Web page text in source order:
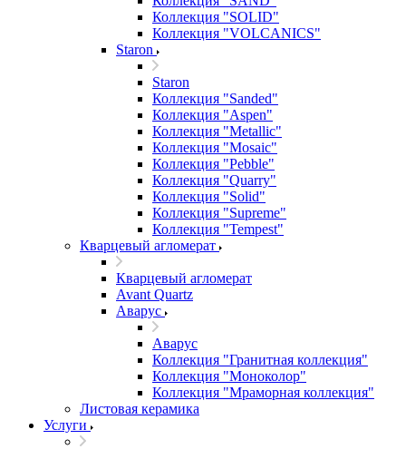
Коллекция "SOLID"
Коллекция "VOLCANICS"
Staron
Staron
Коллекция "Sanded"
Коллекция "Aspen"
Коллекция "Metallic"
Коллекция "Mosaic"
Коллекция "Pebble"
Коллекция "Quarry"
Коллекция "Solid"
Коллекция "Supreme"
Коллекция "Tempest"
Кварцевый агломерат
Кварцевый агломерат
Avant Quartz
Аварус
Аварус
Коллекция "Гранитная коллекция"
Коллекция "Моноколор"
Коллекция "Мраморная коллекция"
Листовая керамика
Услуги